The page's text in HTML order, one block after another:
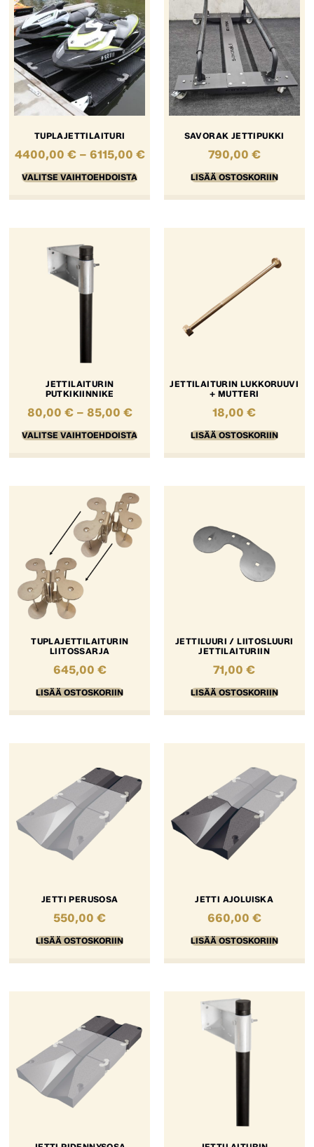
TUPLAJETTILAITURI
4400,00 € – 6115,00 €
VALITSE VAIHTOEHDOISTA
SAVORAK JETTIPUKKI
790,00 €
LISÄÄ OSTOSKORIIN
JETTILAITURIN
PUTKIKIINNIKE
80,00 € – 85,00 €
VALITSE VAIHTOEHDOISTA
JETTILAITURIN LUKKORUUVI
+ MUTTERI
18,00€
LISÄÄ OSTOSKORIIN
TUPLAJETTILAITURIN
LIITOSSARJA
645,00 €
LISÄÄ OSTOSKORIIN
JETTILUURI / LIITOSLUURI
JETTILAITURIIN
71,00€
LISÄÄ OSTOSKORIIN
JETTI PERUSOSA
550,00€
LISÄÄ OSTOSKORIIN
JETTI AJOLUISKA
660,00 €
LISÄÄ OSTOSKORIIN